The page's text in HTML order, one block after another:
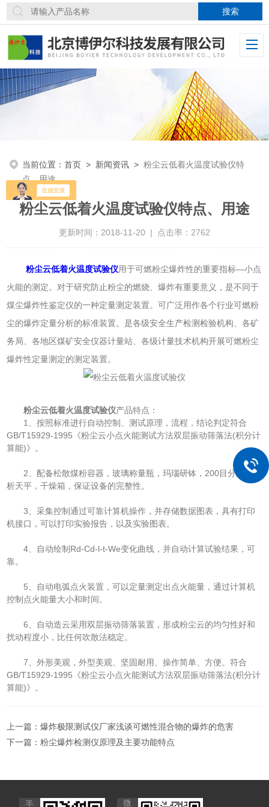
当前位置：首页 > 新闻资讯 >粉尘云低着火温度试验仪特
点、用途
粉尘云低着火温度试验仪特点、用途
更新时间：2018-11-20 | 点击率：2762
粉尘云低着火温度试验仪用于可燃粉尘爆炸性的重要指标—小点
火能的测定。对于研究防止粉尘的燃烧、爆炸有重要意义，是不同于
煤尘爆炸性鉴定仪的一种定量测定装置。可广泛用作各个行业可燃粉
尘的爆炸定量分析的标准装置。是各级安全生产检测检验机构、各矿
务局、各地区煤矿安全仪器计量站、各级计量技术机构开展可燃粉尘
爆炸性定量测定的测定装置。
粉尘云低着火温度试验仪产品特点：
1、按照标准进行自动控制、测试原理，流程，结论判定符合
GB/T15929-1995《粉尘云小点火能测试方法双层振动筛落法(积分计
算能)》。
2、配备松散煤粉容器，玻璃称量瓶，玛瑙研钵，200目分筛，分
析天平，干燥箱，保证设备的完整性。
3、采集控制通过可靠计算机操作，并存储数据图表，具有打印
机接口，可以打印实验报告，以及实验图表。
4、自动绘制Rd-Cd-l-t-We变化曲线，并自动计算试验结果，可
靠。
5、自动电弧点火装置，可以定量测定出点火能量，通过计算机
控制点火能量大小和时间。
6、自动造云采用双层振动筛落装置，形成粉尘云的均匀性好和
扰动程度小，比任何吹散法稳定。
7、外形美观，外型美观、坚固耐用、操作简单、方便。符合
GB/T15929-1995《粉尘云小点火能测试方法双层振动筛落法(积分计
算能)》。
上一篇：爆炸极限测试仪厂家浅谈可燃性混合物的爆炸的危害
下一篇：粉尘爆炸检测仪原理及主要功能特点
手 微